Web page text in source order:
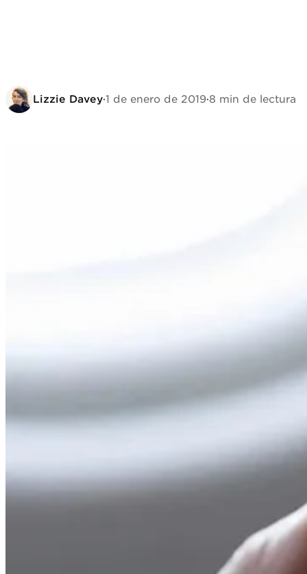
Lizzie Davey·1 de enero de 2019·8 min de lectura